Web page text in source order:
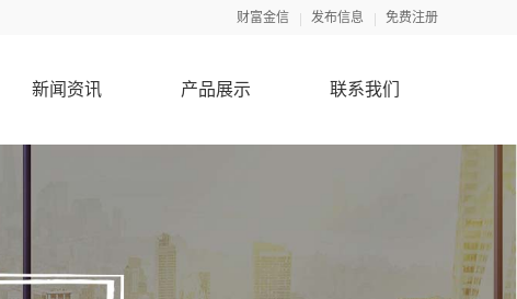
财富金信 发布信息 免费注册
新闻资讯 产品展示 联系我们